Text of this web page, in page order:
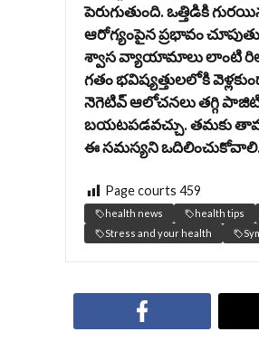
పెరుగుతుంది. ఒత్తిడికి
ఆరోగ్యంపైన‌ ప్ర‌భావం
శ్వాస వ్యాయామాలు లాంటి
గ‌తం భ‌విష్య‌త్తుల‌లోకి
నెగెటివ్ ఆలోచ‌న‌లు త‌గ్గి
బ‌య‌ట‌ప‌డ‌వ‌చ్చు. త‌మ‌కు
ఈ స‌మస్య‌ని
Page courts 459
health news health tips
Stress and your health